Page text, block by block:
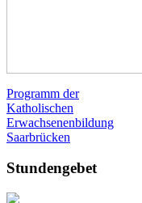
Programm der
Katholischen
Erwachsenenbildung
Saarbrücken
Stundengebet